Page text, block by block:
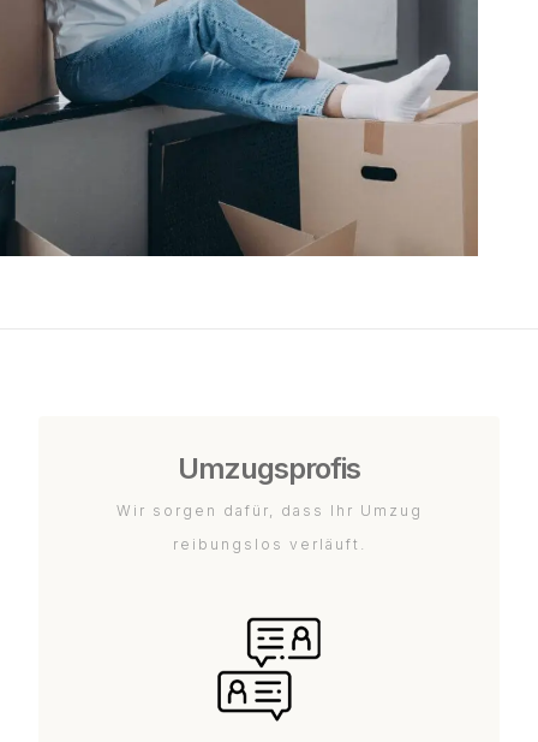
Umzugsprofis
Wir sorgen dafür, dass Ihr Umzug
reibungslos verläuft.